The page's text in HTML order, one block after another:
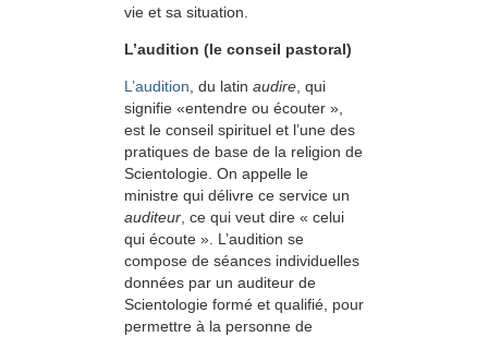
vie et sa situation.
L’audition (le conseil pastoral)
L’audition, du latin audire, qui
signifie «entendre ou écouter »,
est le conseil spirituel et l’une des
pratiques de base de la religion de
Scientologie. On appelle le
ministre qui délivre ce service un
auditeur, ce qui veut dire « celui
qui écoute ». L’audition se
compose de séances individuelles
données par un auditeur de
Scientologie formé et qualifié, pour
permettre à la personne de